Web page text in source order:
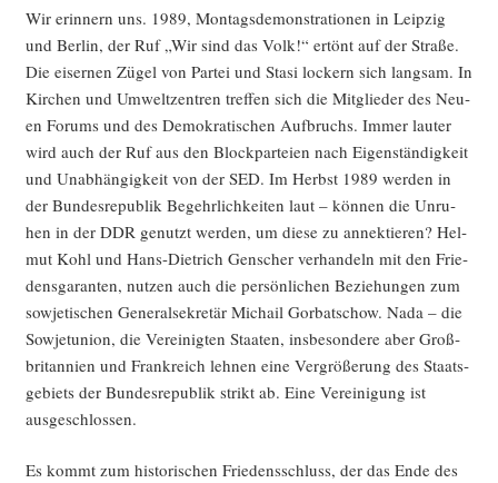
Wir erin­nern uns. 1989, Mon­tags­de­mons­tra­tio­nen in Leip­zig
und Ber­lin, der Ruf „Wir sind das Volk!“ ertönt auf der Stra­ße.
Die eiser­nen Zügel von Par­tei und Sta­si lockern sich lang­sam. In
Kir­chen und Umwelt­zen­tren tref­fen sich die Mit­glie­der des Neu­
en Forums und des Demo­kra­ti­schen Auf­bruchs. Immer lau­ter
wird auch der Ruf aus den Block­par­tei­en nach Eigen­stän­dig­keit
und Unab­hän­gig­keit von der SED. Im Herbst 1989 wer­den in
der Bun­des­re­pu­blik Begehr­lich­kei­ten laut – kön­nen die Unru­
hen in der DDR genutzt wer­den, um die­se zu annek­tie­ren? Hel­
mut Kohl und Hans-Diet­rich Gen­scher ver­han­deln mit den Frie­
dens­ga­ran­ten, nut­zen auch die per­sön­li­chen Bezie­hun­gen zum
sowje­ti­schen Gene­ral­se­kre­tär Michail Gor­bat­schow. Nada – die
Sowjet­uni­on, die Ver­ei­nig­ten Staa­ten, ins­be­son­de­re aber Groß­
bri­tan­ni­en und Frank­reich leh­nen eine Ver­grö­ße­rung des Staats­
ge­biets der Bun­des­re­pu­blik strikt ab. Eine Ver­ei­ni­gung ist
ausgeschlossen.
Es kommt zum his­to­ri­schen Frie­dens­schluss, der das Ende des